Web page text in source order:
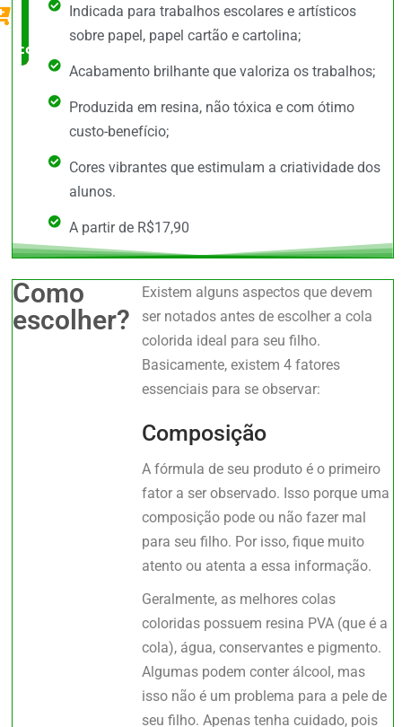
Pena
comprar
Indicada para trabalhos escolares e artísticos
sobre papel, papel cartão e cartolina;
Acabamento brilhante que valoriza os trabalhos;
Produzida em resina, não tóxica e com ótimo
custo-benefício;
Cores vibrantes que estimulam a criatividade dos
alunos.
A partir de R$17,90
Como
escolher?
Existem alguns aspectos que devem
ser notados antes de escolher a cola
colorida ideal para seu filho.
Basicamente, existem 4 fatores
essenciais para se observar:
Composição
A fórmula de seu produto é o primeiro
fator a ser observado. Isso porque uma
composição pode ou não fazer mal
para seu filho. Por isso, fique muito
atento ou atenta a essa informação.
Geralmente, as melhores colas
coloridas possuem resina PVA (que é a
cola), água, conservantes e pigmento.
Algumas podem conter álcool, mas
isso não é um problema para a pele de
seu filho. Apenas tenha cuidado, pois